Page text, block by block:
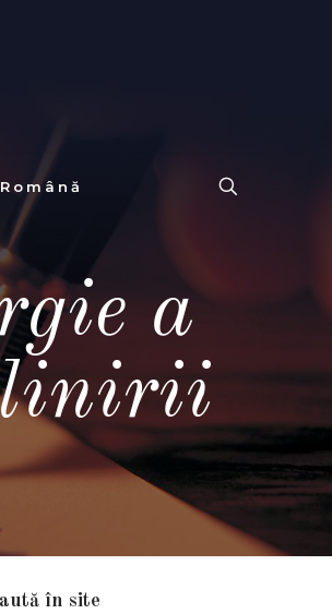
Română
a
în site